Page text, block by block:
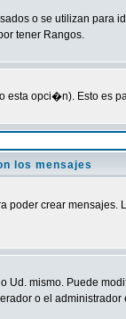
o se utilizan para
tener Rangos.
opci�n). Esto es
los mensajes
crear
mismo. Puede
o el